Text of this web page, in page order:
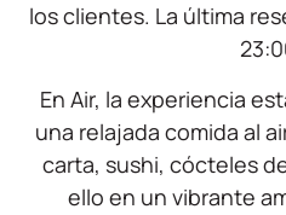
los clientes. La última
En Air, la experiencia
una relajada comida al
carta, sushi, cócteles
ello en un vibrante